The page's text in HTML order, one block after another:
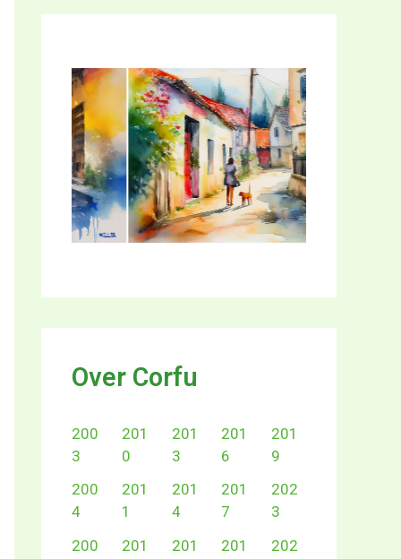
Over Corfu
200
3
200
4
200
201
0
201
1
201
201
3
201
4
201
201
6
201
7
201
201
9
202
3
202